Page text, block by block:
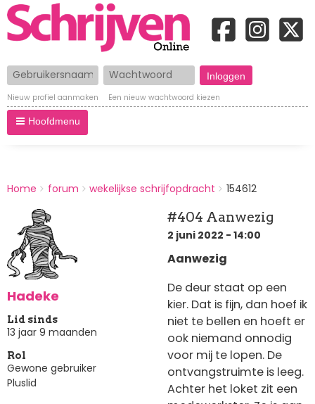
Gebruikersnaam Wachtwoord
Nieuw profiel aanmaken Een nieuw wachtwoord kiezen
Hoofdmenu
BREADCRUMBS
You
here:
Home forum wekelijkse schrijfopdracht 154612
Hadeke
Lid sinds
13 jaar 9 maanden
Rol
Gewone gebruiker
Pluslid
#404 Aanwezig
2 juni 2022 - 14:00
Aanwezig
De deur staat op een
kier. Dat is fijn, dan hoef ik
niet te bellen en hoeft er
ook niemand onnodig
voor mij te lopen. De
ontvangstruimte is leeg.
Achter het loket zit een